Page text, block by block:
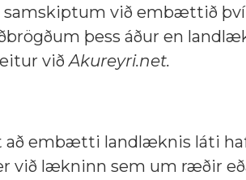
samskiptum við embættið
þess áður en
viðAkureyri.net.
að embætti landlæknis láti
við lækninn sem um ræðir